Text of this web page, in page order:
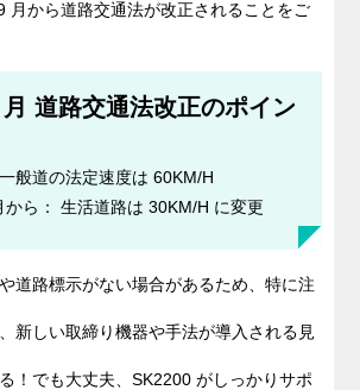
月から道路交通法が改正されることをご
道路交通法改正のポイン
般道の法定速度は 60KM/H
から： 生活道路は 30KM/H に変更
道路標示がない場合があるため、特に注
新しい取締り機器や手法が導入される見
！でも大丈夫、SK2200 がしっかりサポ